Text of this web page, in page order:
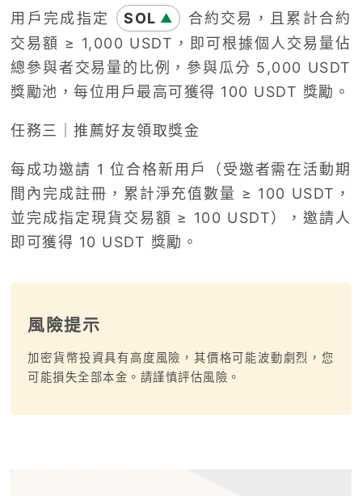
用戶完成指定 SOL ▲
合約交易，且累計合約
交易額 ≥ 1,000 USDT，即可根據個人交易量佔
總參與者交易量的比例，參與瓜分 5,000 USDT
獎勵池，每位用戶最高可獲得 100 USDT 獎勵。
任務三｜推薦好友領取獎金
每成功邀請 1 位合格新用戶（受邀者需在活動期
間內完成註冊，累計淨充值數量 ≥ 100 USDT，
並完成指定現貨交易額 ≥ 100 USDT），邀請人
即可獲得 10 USDT 獎勵。
風險提示
加密貨幣投資具有高度風險，其價格可能波動劇烈，您
可能損失全部本金。請謹慎評估風險。